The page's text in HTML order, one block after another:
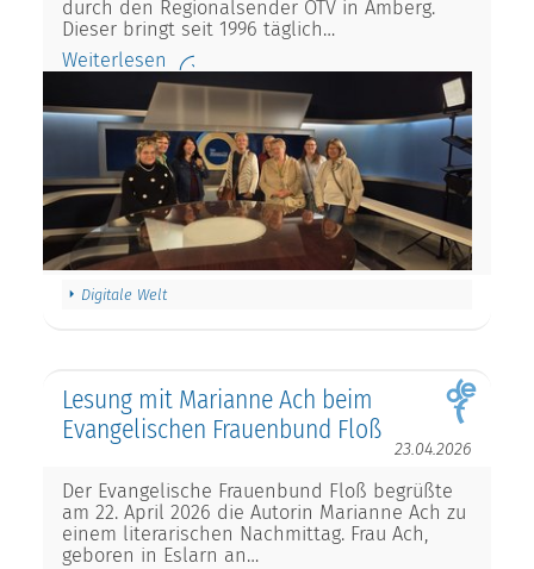
durch den Regionalsender OTV in Amberg.
Dieser bringt seit 1996 täglich…
Weiterlesen
Digitale Welt
Lesung mit Marianne Ach beim
Evangelischen Frauenbund Floß
23.04.2026
Der Evangelische Frauenbund Floß begrüßte
am 22. April 2026 die Autorin Marianne Ach zu
einem literarischen Nachmittag. Frau Ach,
geboren in Eslarn an…